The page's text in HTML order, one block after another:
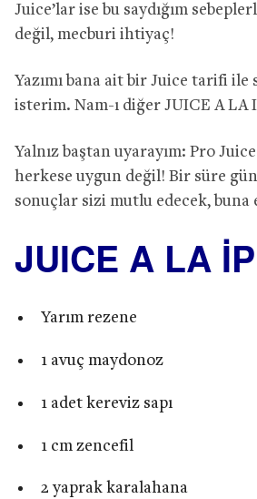
Juice’lar ise bu saydığım
değil, mecburi ihtiyaç!
Yazımı bana ait bir Juice tarifi ile
isterim. Nam-ı diğer JUICE A LA
Yalnız baştan uyarayım: Pro
herkese uygun değil! Bir süre
sonuçlar sizi mutlu edecek, buna
JUICE A LA
Yarım rezene
1 avuç maydonoz
1 adet kereviz sapı
1 cm zencefil
2 yaprak karalahana